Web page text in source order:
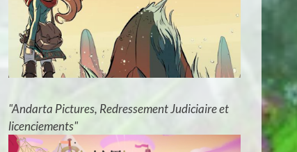
"Andarta Pictures, Redressement Judiciaire et
licenciements"